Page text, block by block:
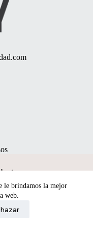
le brindamos la mejor
web.